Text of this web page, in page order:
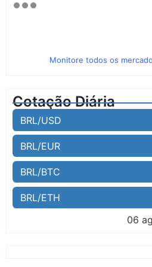
Monitore todos os
Cotação Diária
BRL/USD
BRL/EUR
BRL/BTC
BRL/ETH
06